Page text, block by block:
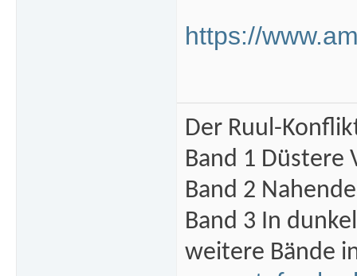
https://
Der Ruul-
Band 1 Düstere
Band 2
Band 3 In
weitere Bände